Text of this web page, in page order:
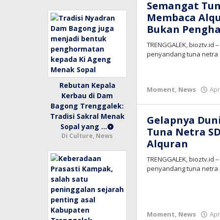
Rebutan Kepala
Kerbau di Dam
Bagong Trenggalek:
Tradisi Sakral Menak
Sopal yang …
Di Culture, News
Semangat
Membaca
Bukan
TRENGGALEK,
penyandang tuna netra
Moment, News
Gelapnya
Tuna Netra
Alquran
TRENGGALEK,
penyandang tuna netra
Moment, News